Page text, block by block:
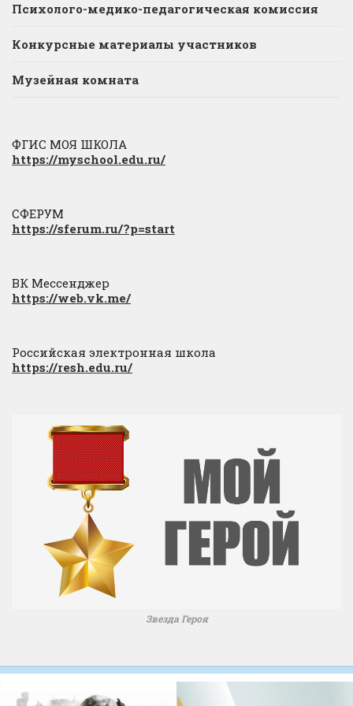
Психолого-медико-педагогическая комиссия
Конкурсные материалы участников
Музейная комната
ФГИС МОЯ ШКОЛА
https://myschool.edu.ru/
СФЕРУМ
https://sferum.ru/?p=start
ВК Мессенджер
https://web.vk.me/
Российская электронная школа
https://resh.edu.ru/
Звезда Героя